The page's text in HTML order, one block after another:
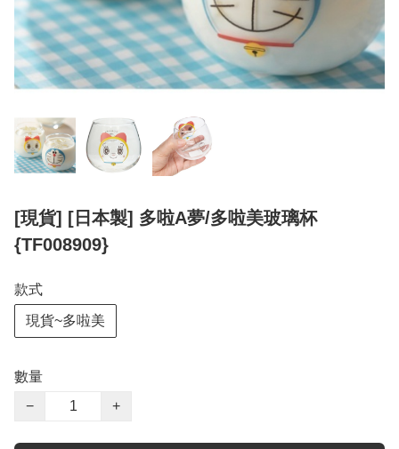
[現貨] [日本製] 多啦A夢/多啦美玻璃杯
{TF008909}
款式
現貨~多啦美
數量
−
+